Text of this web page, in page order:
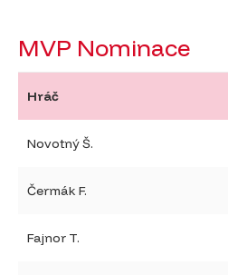
MVP Nominace
Hráč
Novotný Š.
Čermák F.
Fajnor T.